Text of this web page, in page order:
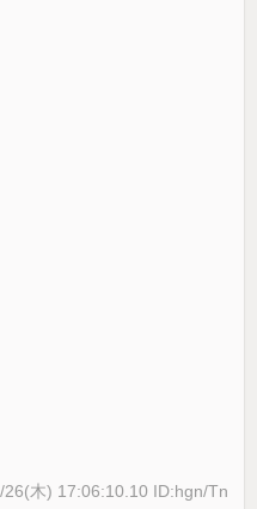
26(木) 17:06:10.10 ID:hgn/Tn